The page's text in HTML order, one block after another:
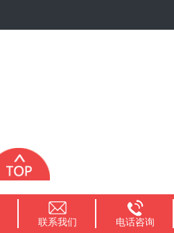
联系我们 电话咨询